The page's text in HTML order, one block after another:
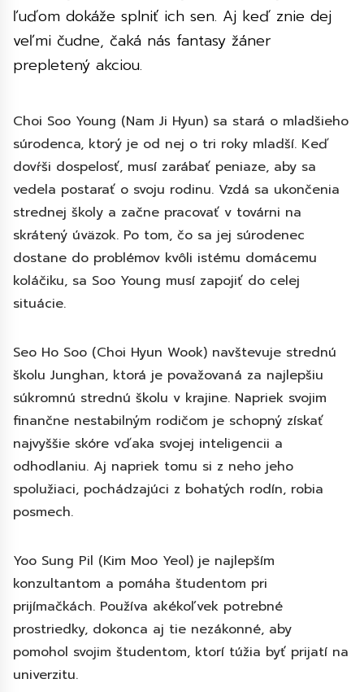
ľuďom dokáže splniť ich sen. Aj keď znie dej
veľmi čudne, čaká nás fantasy žáner
prepletený akciou.
Choi Soo Young (Nam Ji Hyun) sa stará o mladšieho
súrodenca, ktorý je od nej o tri roky mladší. Keď
dovŕši dospelosť, musí zarábať peniaze, aby sa
vedela postarať o svoju rodinu. Vzdá sa ukončenia
strednej školy a začne pracovať v továrni na
skrátený úväzok. Po tom, čo sa jej súrodenec
dostane do problémov kvôli istému domácemu
koláčiku, sa Soo Young musí zapojiť do celej
situácie.
Seo Ho Soo (Choi Hyun Wook) navštevuje strednú
školu Junghan, ktorá je považovaná za najlepšiu
súkromnú strednú školu v krajine. Napriek svojim
finančne nestabilným rodičom je schopný získať
najvyššie skóre vďaka svojej inteligencii a
odhodlaniu. Aj napriek tomu si z neho jeho
spolužiaci, pochádzajúci z bohatých rodín, robia
posmech.
Yoo Sung Pil (Kim Moo Yeol) je najlepším
konzultantom a pomáha študentom pri
prijímačkách. Používa akékoľvek potrebné
prostriedky, dokonca aj tie nezákonné, aby
pomohol svojim študentom, ktorí túžia byť prijatí na
univerzitu.